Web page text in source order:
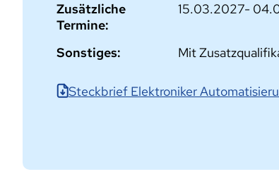
Zusätzliche
Termine:
15.03.2027-
Sonstiges: Mit
Steckbrief Elektroniker